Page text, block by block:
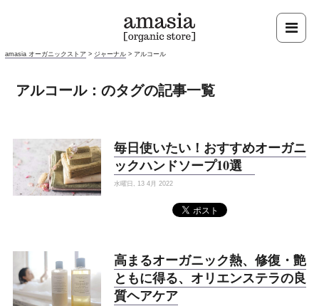
amasia オーガニックストア > ジャーナル > アルコール
アルコール：のタグの記事一覧
毎日使いたい！おすすめオーガニ
ックハンドソープ10選
水曜日, 13 4月 2022
高まるオーガニック熱、修復・艶
ともに得る、オリエンステラの良
質ヘアケア